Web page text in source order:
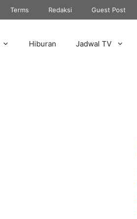
Terms Redaksi Guest Post
Hiburan Jadwal TV